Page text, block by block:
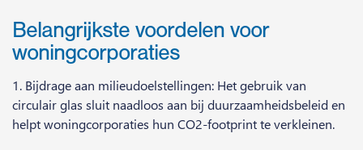
Belangrijkste voordelen voor
woningcorporaties
1. Bijdrage aan milieudoelstellingen: Het gebruik van
circulair glas sluit naadloos aan bij duurzaamheidsbeleid en
helpt woningcorporaties hun CO2-footprint te verkleinen.